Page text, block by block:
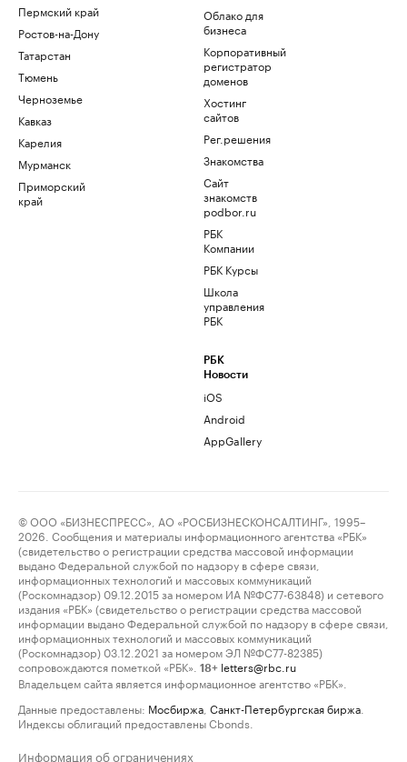
Пермский край
Ростов-на-Дону
Татарстан
Тюмень
Черноземье
Кавказ
Карелия
Мурманск
Приморский
край
Облако для
бизнеса
Корпоративный
регистратор
доменов
Хостинг
сайтов
Рег.решения
Знакомства
Сайт
знакомств
podbor.ru
РБК
Компании
РБК Курсы
Школа
управления
РБК
РБК
Новости
iOS
Android
AppGallery
© ООО «БИЗНЕСПРЕСС», АО «РОСБИЗНЕСКОНСАЛТИНГ», 1995–
2026. Сообщения и материалы информационного агентства «РБК»
(свидетельство о регистрации средства массовой информации
выдано Федеральной службой по надзору в сфере связи,
информационных технологий и массовых коммуникаций
(Роскомнадзор) 09.12.2015 за номером ИА №ФС77-63848) и сетевого
издания «РБК» (свидетельство о регистрации средства массовой
информации выдано Федеральной службой по надзору в сфере связи,
информационных технологий и массовых коммуникаций
(Роскомнадзор) 03.12.2021 за номером ЭЛ №ФС77-82385)
сопровождаются пометкой «РБК».
18+ letters@rbc.ru
Владельцем сайта является информационное агентство «РБК».
Данные предоставлены: Мосбиржа Санкт-Петербургская биржа
Индексы облигаций предоставлены Cbonds.
Информация об ограничениях